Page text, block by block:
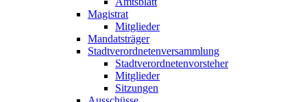
Magistrat
Mitglieder
Mandatsträger
Stadtverordnetenversammlung
Stadtverordnetenvorsteher
Mitglieder
Sitzungen